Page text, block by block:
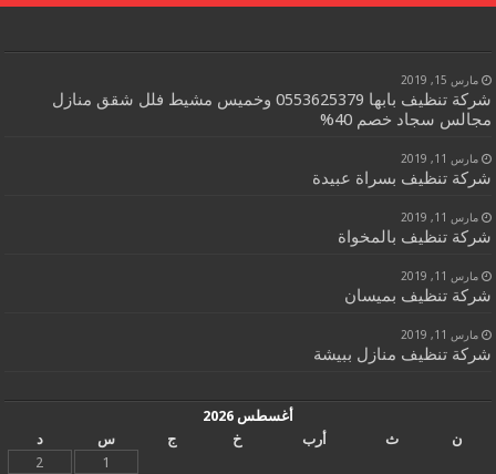
مارس 15, 2019
شركة تنظيف بابها 0553625379 وخميس مشيط فلل شقق منازل
مجالس سجاد خصم 40%
مارس 11, 2019
شركة تنظيف بسراة عبيدة
مارس 11, 2019
شركة تنظيف بالمخواة
مارس 11, 2019
شركة تنظيف بميسان
مارس 11, 2019
شركة تنظيف منازل ببيشة
أغسطس 2026
ن
ث أرب خ ج س
د
1
2